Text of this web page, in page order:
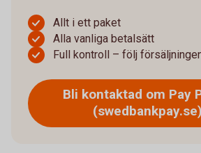
Allt i ett paket
Alla vanliga betalsätt
Full kontroll – följ
Bli kontaktad om Pay
(swedbankpay.se)